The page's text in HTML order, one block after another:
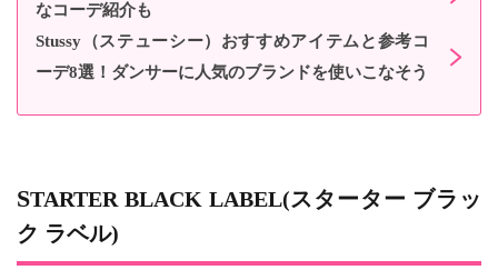
なコーデ紹介も
Stussy（ステューシー）おすすめアイテムと参考コ
ーデ8選！ダンサーに人気のブランドを使いこなそう
STARTER BLACK LABEL(スターター ブラッ
ク ラベル)